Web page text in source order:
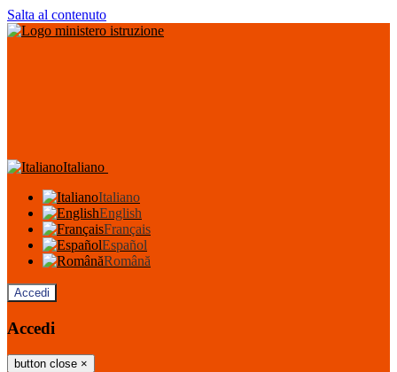
Salta al contenuto
Italiano
Italiano
English
Français
Español
Română
Accedi
Accedi
button close ×